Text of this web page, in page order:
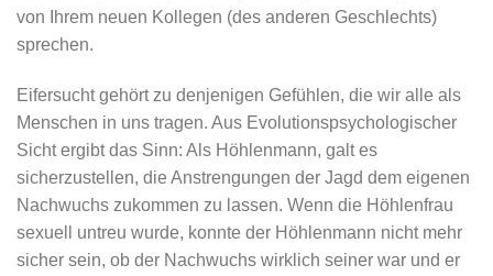
von Ihrem neuen Kollegen (des anderen Geschlechts)
sprechen.
Eifersucht gehört zu denjenigen Gefühlen, die wir alle als
Menschen in uns tragen. Aus Evolutionspsychologischer
Sicht ergibt das Sinn: Als Höhlenmann, galt es
sicherzustellen, die Anstrengungen der Jagd dem eigenen
Nachwuchs zukommen zu lassen. Wenn die Höhlenfrau
sexuell untreu wurde, konnte der Höhlenmann nicht mehr
sicher sein, ob der Nachwuchs wirklich seiner war und er